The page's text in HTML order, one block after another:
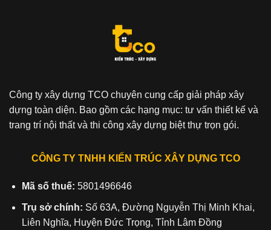
Công ty xây dựng TCO chuyên cung cấp giải pháp xây
dựng toàn diện. Bao gồm các hạng mục: tư vấn thiết kế và
trang trí nội thất và thi công xây dựng biệt thự trọn gói.
CÔNG TY TNHH KIẾN TRÚC XÂY DỰNG TCO
Mã số thuế: 5801496646
Trụ sở chính: Số 63A, Đường Nguyễn Thị Minh Khai,
Liên Nghĩa, Huyện Đức Trọng, Tỉnh Lâm Đồng